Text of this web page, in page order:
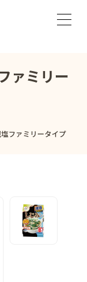
ァミリー
ファミリータイプ